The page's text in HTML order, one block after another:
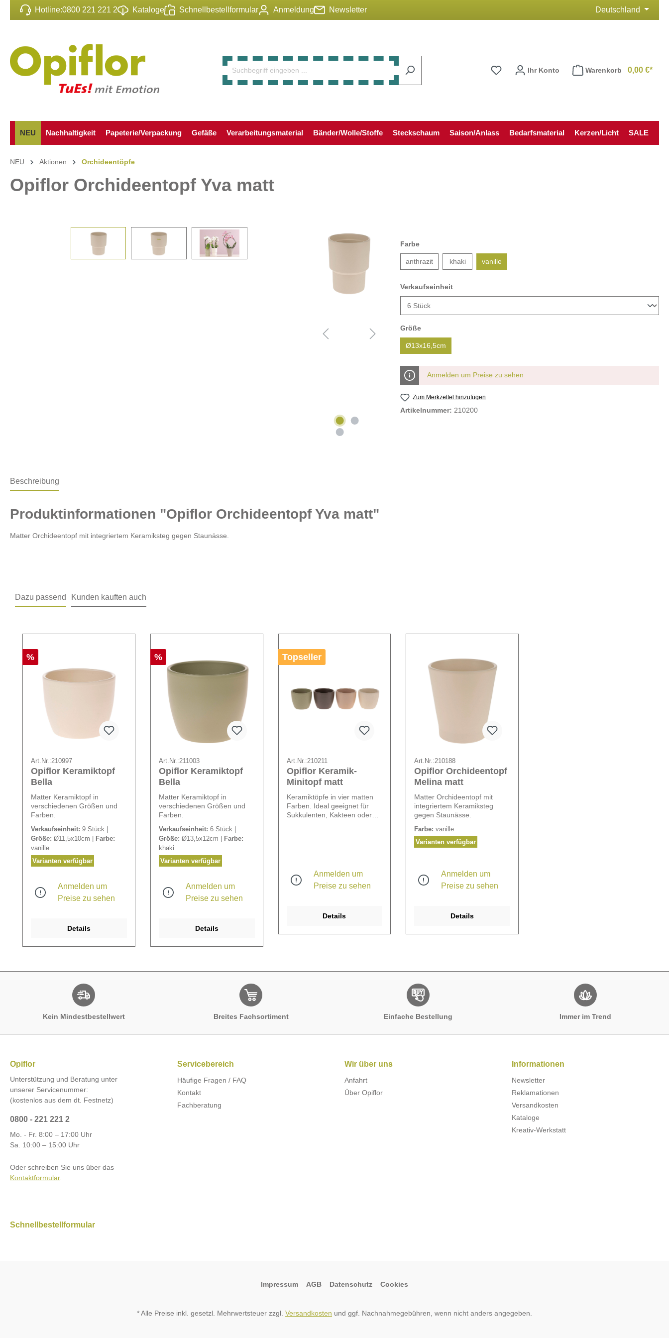
springen
Hotline:0800 221 221 2 Kataloge Schnellbestellformular Anmeldung Newsletter Deutschland
Ihr Konto Warenkorb 0,00 €*
NEU Nachhaltigkeit Papeterie/Verpackung Gefäße Verarbeitungsmaterial Bänder/Wolle/Stoffe Steckschaum Saison/Anlass Bedarfsmaterial Kerzen/Licht SALE
NEU Aktionen Orchideentöpfe
Opiflor Orchideentopf Yva matt
Farbe
anthrazit khaki vanille
Verkaufseinheit
Größe
Ø13x16,5cm
Anmelden um Preise zu sehen
Zum Merkzettel hinzufügen
Artikelnummer: 210200
Beschreibung
Produktinformationen "Opiflor Orchideentopf Yva matt"
Matter Orchideentopf mit integriertem Keramiksteg gegen Staunässe.
Dazu passend Kunden kauften auch
%
Art.Nr.:210997
Opiflor Keramiktopf
Bella
Matter Keramiktopf in
verschiedenen Größen und
Farben.
Verkaufseinheit: 9 Stück |
Größe: Ø11,5x10cm | Farbe:
vanille
Varianten verfügbar
Anmelden um
Preise zu sehen
Details
%
Art.Nr.:211003
Opiflor Keramiktopf
Bella
Matter Keramiktopf in
verschiedenen Größen und
Farben.
Verkaufseinheit: 6 Stück |
Größe: Ø13,5x12cm | Farbe:
khaki
Varianten verfügbar
Anmelden um
Preise zu sehen
Details
Topseller
Art.Nr.:210211
Opiflor Keramik-
Minitopf matt
Keramiktöpfe in vier matten
Farben. Ideal geeignet für
Sukkulenten, Kakteen oder
Anmelden um
Preise zu sehen
Details
Art.Nr.:210188
Opiflor Orchideentopf
Melina matt
Matter Orchideentopf mit
integriertem Keramiksteg
gegen Staunässe.
Farbe: vanille
Varianten verfügbar
Anmelden um
Preise zu sehen
Details
Kein Mindestbestellwert Breites Fachsortiment Einfache Bestellung Immer im Trend
Opiflor
Unterstützung und Beratung unter
unserer Servicenummer:
(kostenlos aus dem dt. Festnetz)
0800 - 221 221 2
Mo. - Fr. 8:00 – 17:00 Uhr
Sa. 10:00 – 15:00 Uhr
Oder schreiben Sie uns über das
Kontaktformular.
Servicebereich
Häufige Fragen / FAQ
Kontakt
Fachberatung
Wir über uns
Anfahrt
Über Opiflor
Informationen
Newsletter
Reklamationen
Versandkosten
Kataloge
Kreativ-Werkstatt
Schnellbestellformular
Impressum AGB Datenschutz Cookies
* Alle Preise inkl. gesetzl. Mehrwertsteuer zzgl. Versandkosten und ggf. Nachnahmegebühren, wenn nicht anders angegeben.